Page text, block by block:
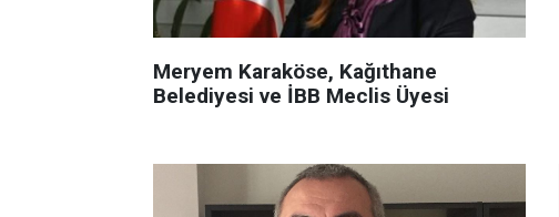
Meryem Karaköse, Kağıthane
Belediyesi ve İBB Meclis Üyesi